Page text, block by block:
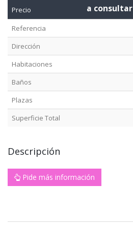
Precio a consultar
Referencia
Dirección
Habitaciones
Baños
Plazas
Superficie Total
Descripción
Pide más información